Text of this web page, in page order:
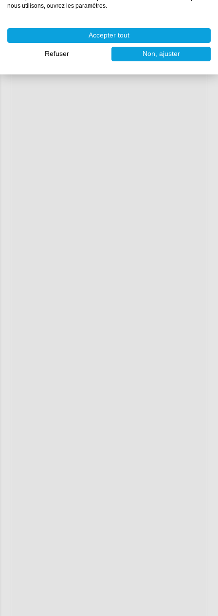
nous utilisons, ouvrez les paramètres.
Accepter tout
Refuser Non, ajuster